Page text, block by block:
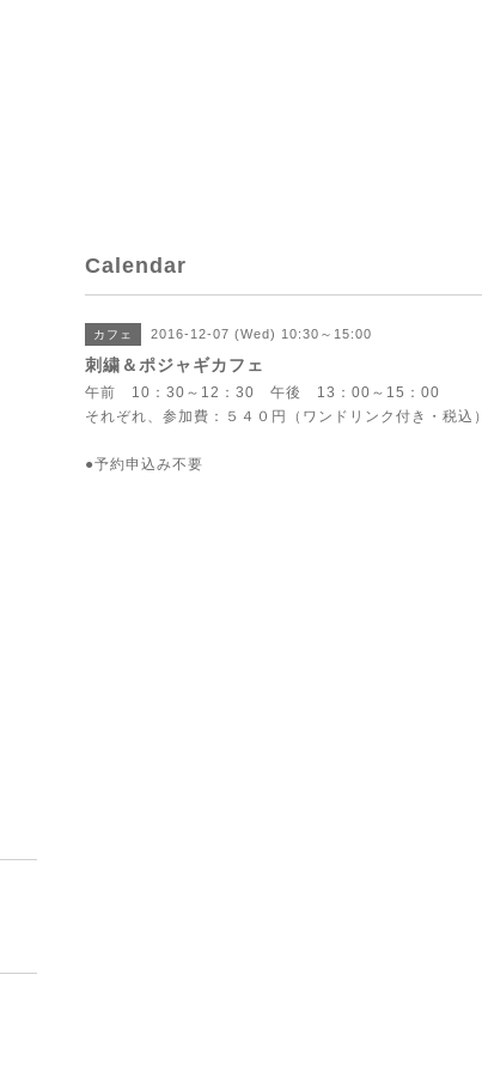
Calendar
カフェ 2016-12-07 (Wed) 10:30～15:00
刺繍＆ポジャギカフェ
午前 10：30～12：30 午後 13：00～15：00
それぞれ、参加費：５４０円（ワンドリンク付き・税込）
●予約申込み不要